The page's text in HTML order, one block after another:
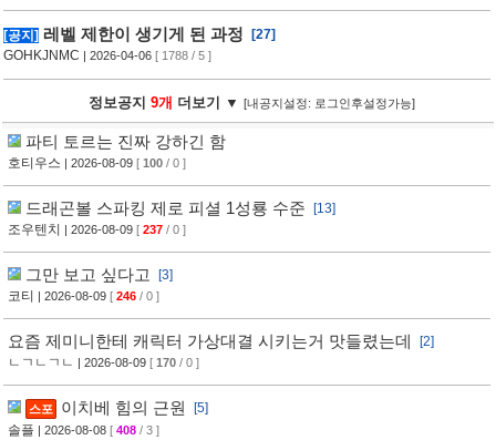
[공지] 레벨 제한이 생기게 된 과정
[27]
GOHKJNMC | 2026-04-06 [ 1788 / 5 ]
정보공지 9개 더보기 ▼ [내공지설정: 로그인후설정가능]
파티 토르는 진짜 강하긴 함
호티우스 | 2026-08-09 [ 100 / 0 ]
드래곤볼 스파킹 제로 피셜 1성룡 수준
[13]
조우텐치
| 2026-08-09 [ 237 / 0 ]
그만 보고 싶다고
[3]
코티
| 2026-08-09 [ 246 / 0 ]
요즘 제미니한테 캐릭터 가상대결 시키는거 맛들렸는데
[2]
ㄴㄱㄴㄱㄴ
| 2026-08-09 [ 170 / 0 ]
스포 이치베 힘의 근원
[5]
솔플 | 2026-08-08 [ 408 / 3 ]